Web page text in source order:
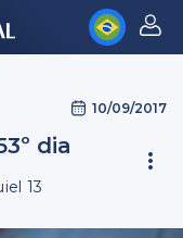
10/09/2017
dia
13